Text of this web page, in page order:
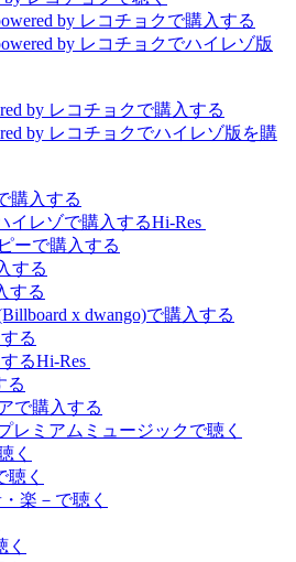
Hi-Res
Hi-Res